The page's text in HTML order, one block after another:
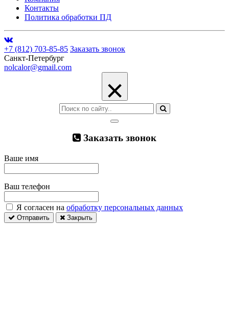
Контакты
Политика обработки ПД
+7 (812) 703-85-85 Заказать звонок
Санкт-Петербург
nolcalor@gmail.com
×
Заказать звонок
Ваше имя
Ваш телефон
Я согласен на обработку персональных данных
Отправить Закрыть